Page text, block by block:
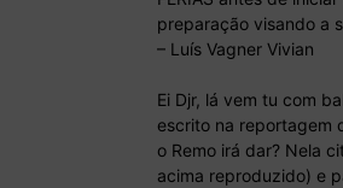
preparação visando a
– Luís Vagner Vivian
Ei Djr, lá vem tu com
escrito na reportagem
o Remo irá dar? Nela
acima reproduzido) e